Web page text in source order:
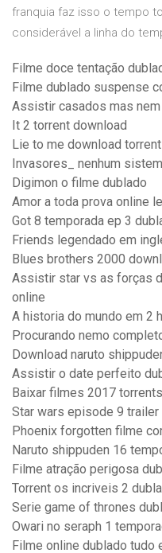
franquia faz isso o tempo
considerável a linha do
Filme doce tentação
Filme dublado suspense
Assistir casados mas nem
It 2 torrent download
Lie to me download torrent
Invasores_ nenhum
Digimon o filme dublado
Amor a toda prova online
Got 8 temporada ep 3
Friends legendado em
Blues brothers 2000
Assistir star vs as forças
online
A historia do mundo em 2
Procurando nemo
Download naruto
Assistir o date perfeito
Baixar filmes 2017 torrents
Star wars episode 9 trailer
Phoenix forgotten filme
Naruto shippuden 16
Filme atração perigosa
Torrent os incriveis 2
Serie game of thrones
Owari no seraph 1
Filme online dublado tudo